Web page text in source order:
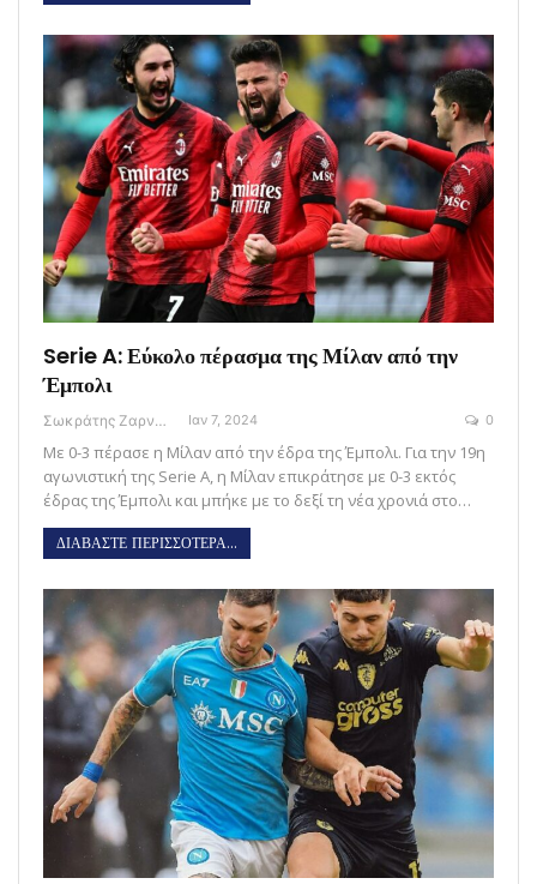
Serie A: Εύκολο πέρασμα της Μίλαν από την
Έμπολι
Σωκράτης Ζαρναβέλης Ιαν 7, 2024 0
Με 0-3 πέρασε η Μίλαν από την έδρα της Έμπολι. Για την 19η
αγωνιστική της Serie A, η Μίλαν επικράτησε με 0-3 εκτός
έδρας της Έμπολι και μπήκε με το δεξί τη νέα χρονιά στο…
ΔΙΑΒΑΣΤΕ ΠΕΡΙΣΣΟΤΕΡΑ...